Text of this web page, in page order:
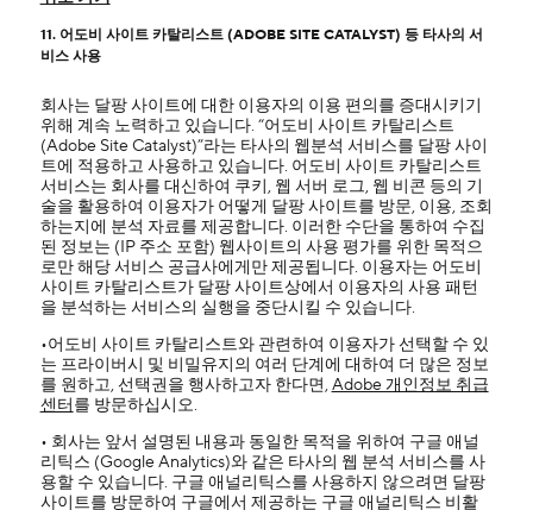
11. 어도비 사이트 카탈리스트 (ADOBE SITE CATALYST) 등 타사의 서
비스 사용
회사는 달팡 사이트에 대한 이용자의 이용 편의를 증대시키기
위해 계속 노력하고 있습니다. “어도비 사이트 카탈리스트
(Adobe Site Catalyst)”라는 타사의 웹분석 서비스를 달팡 사이
트에 적용하고 사용하고 있습니다. 어도비 사이트 카탈리스트
서비스는 회사를 대신하여 쿠키, 웹 서버 로그, 웹 비콘 등의 기
술을 활용하여 이용자가 어떻게 달팡 사이트를 방문, 이용, 조회
하는지에 분석 자료를 제공합니다. 이러한 수단을 통하여 수집
된 정보는 (IP 주소 포함) 웹사이트의 사용 평가를 위한 목적으
로만 해당 서비스 공급사에게만 제공됩니다. 이용자는 어도비
사이트 카탈리스트가 달팡 사이트상에서 이용자의 사용 패턴
을 분석하는 서비스의 실행을 중단시킬 수 있습니다.
•어도비 사이트 카탈리스트와 관련하여 이용자가 선택할 수 있
는 프라이버시 및 비밀유지의 여러 단계에 대하여 더 많은 정보
를 원하고, 선택권을 행사하고자 한다면,Adobe 개인정보 취급
센터를 방문하십시오.
• 회사는 앞서 설명된 내용과 동일한 목적을 위하여 구글 애널
리틱스 (Google Analytics)와 같은 타사의 웹 분석 서비스를 사
용할 수 있습니다. 구글 애널리틱스를 사용하지 않으려면 달팡
사이트를 방문하여 구글에서 제공하는 구글 애널리틱스 비활